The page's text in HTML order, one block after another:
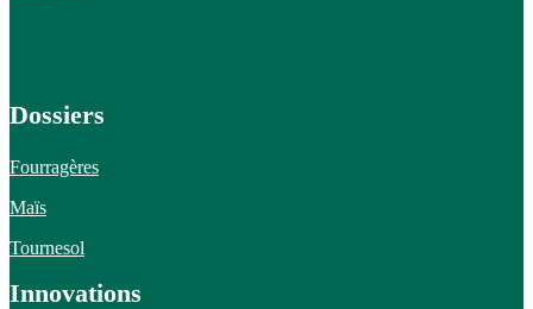
Dossiers
Fourragères
Maïs
Tournesol
Innovations